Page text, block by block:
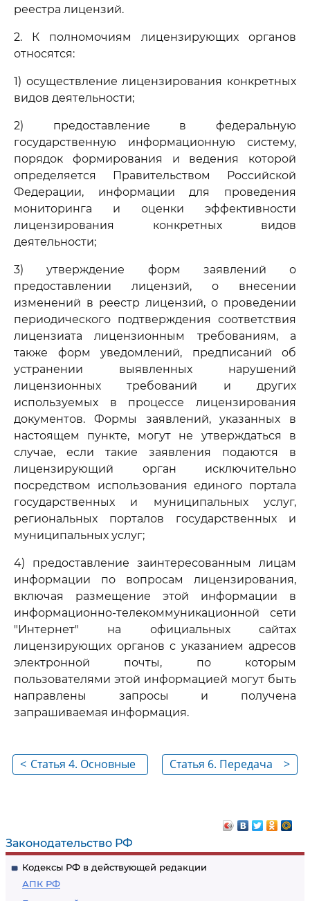
Законодательство РФ
Кодексы РФ в действующей редакции
АПК РФ
реестра лицензий.
2. К полномочиям лицензирующих органов
относятся:
1) осуществление лицензирования конкретных
видов деятельности;
2) предоставление в федеральную
государственную информационную систему,
порядок формирования и ведения которой
определяется Правительством Российской
Федерации, информации для проведения
мониторинга и оценки эффективности
лицензирования конкретных видов
деятельности;
3) утверждение форм заявлений о
предоставлении лицензий, о внесении
изменений в реестр лицензий, о проведении
периодического подтверждения соответствия
лицензиата лицензионным требованиям, а
также форм уведомлений, предписаний об
устранении выявленных нарушений
лицензионных требований и других
используемых в процессе лицензирования
документов. Формы заявлений, указанных в
настоящем пункте, могут не утверждаться в
случае, если такие заявления подаются в
лицензирующий орган исключительно
посредством использования единого портала
государственных и муниципальных услуг,
региональных порталов государственных и
муниципальных услуг;
4) предоставление заинтересованным лицам
информации по вопросам лицензирования,
включая размещение этой информации в
информационно-телекоммуникационной сети
"Интернет" на официальных сайтах
лицензирующих органов с указанием адресов
электронной почты, по которым
пользователями этой информацией могут быть
направлены запросы и получена
запрашиваемая информация.
< Статья 4. Основные
>
Статья 6. Передача
Российской
Федерации в
области
лицензирования